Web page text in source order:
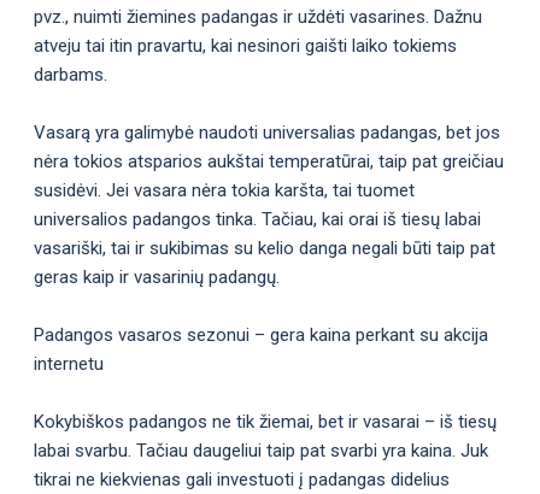
pvz., nuimti žiemines padangas ir uždėti vasarines. Dažnu
atveju tai itin pravartu, kai nesinori gaišti laiko tokiems
darbams.
Vasarą yra galimybė naudoti universalias padangas, bet jos
nėra tokios atsparios aukštai temperatūrai, taip pat greičiau
susidėvi. Jei vasara nėra tokia karšta, tai tuomet
universalios padangos tinka. Tačiau, kai orai iš tiesų labai
vasariški, tai ir sukibimas su kelio danga negali būti taip pat
geras kaip ir vasarinių padangų.
Padangos vasaros sezonui – gera kaina perkant su akcija
internetu
Kokybiškos padangos ne tik žiemai, bet ir vasarai – iš tiesų
labai svarbu. Tačiau daugeliui taip pat svarbi yra kaina. Juk
tikrai ne kiekvienas gali investuoti į padangas didelius